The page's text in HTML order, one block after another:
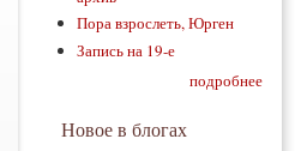
Пора взрослеть, Юрген
Запись на 19-е
подробнее
Новое в блогах